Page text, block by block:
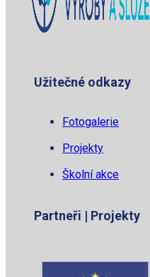
Užitečné odkazy
Fotogalerie
Projekty
Školní akce
Partneři | Projekty